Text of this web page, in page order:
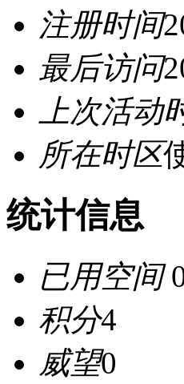
注册时间
最后访问
上次活动
所在时区
统计信息
已用空间
积分4
威望0